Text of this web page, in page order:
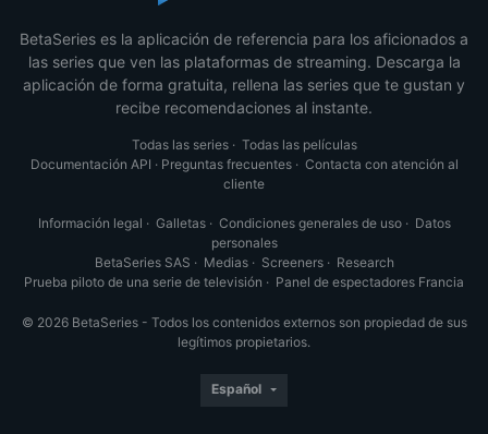
BetaSeries es la aplicación de referencia para los aficionados a
las series que ven las plataformas de streaming. Descarga la
aplicación de forma gratuita, rellena las series que te gustan y
recibe recomendaciones al instante.
Todas las series· Todas las películas
Documentación API · Preguntas frecuentes· Contacta con atención al
cliente
Información legal · Galletas· Condiciones generales de uso· Datos
personales
BetaSeries SAS · Medias· Screeners· Research
Prueba piloto de una serie de televisión · Panel de espectadores Francia
© 2026 BetaSeries - Todos los contenidos externos son propiedad de sus
legítimos propietarios.
Español